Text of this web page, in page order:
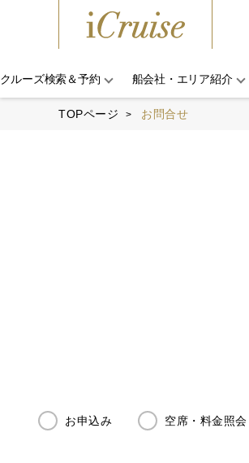
クルーズ検索＆予約 船会社・エリア紹介
TOPページ お問合せ
お申込み 空席・料金照会